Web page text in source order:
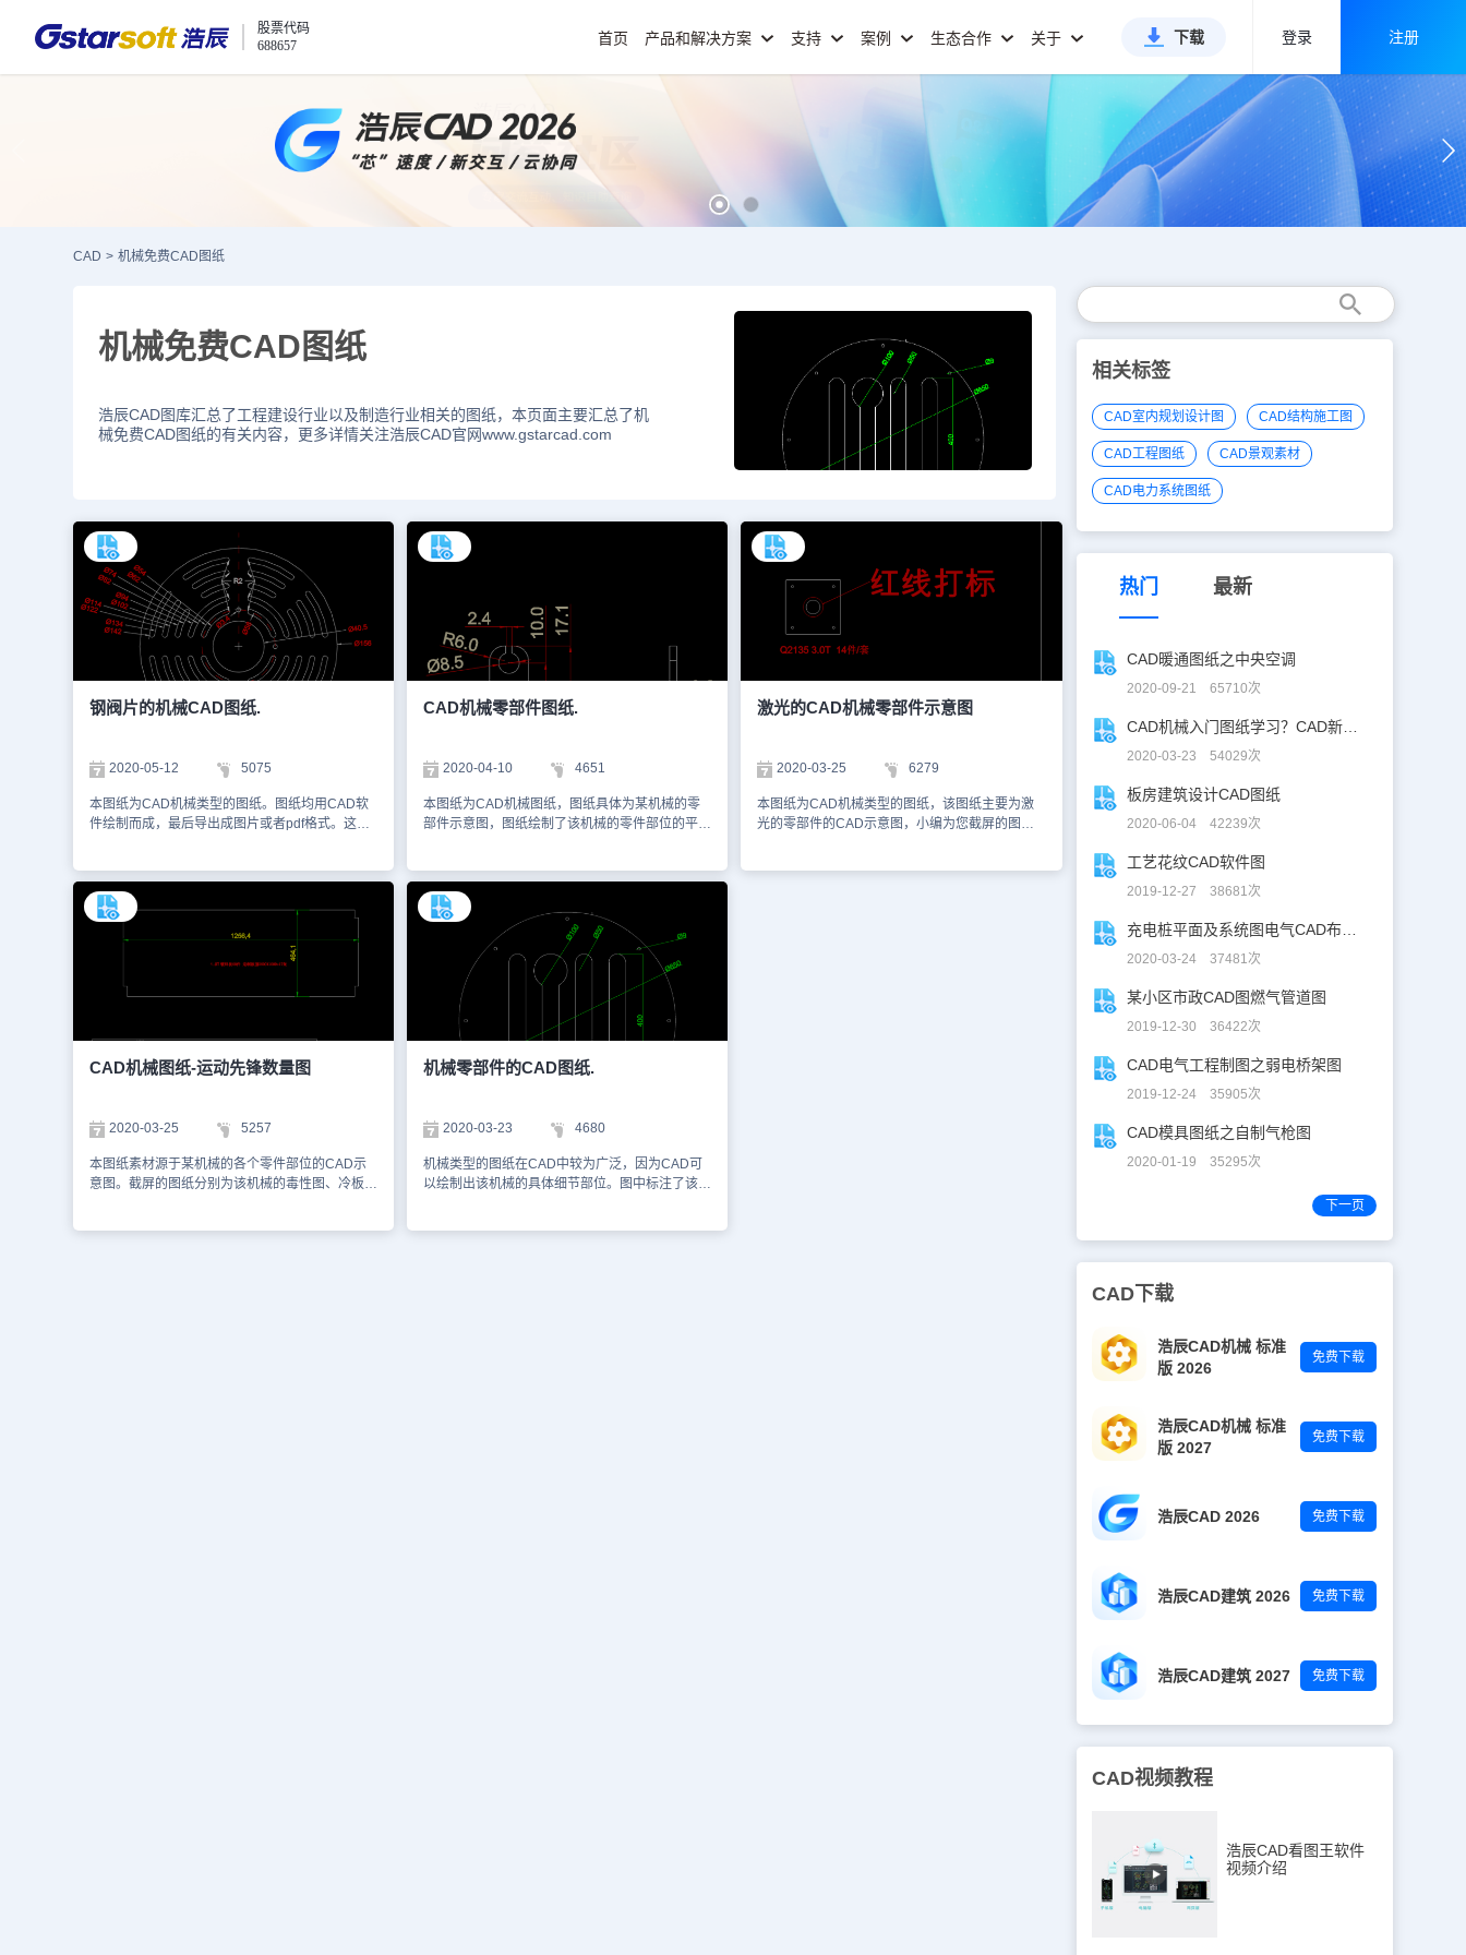
股票代码
688657
首页 产品和解决方案 支持 案例 生态合作 关于 下载 登录 注册
CAD > 机械免费CAD图纸
机械免费CAD图纸
浩辰CAD图库汇总了工程建设行业以及制造行业相关的图纸，本页面主要汇总了机
械免费CAD图纸的有关内容，更多详情关注浩辰CAD官网www.gstarcad.com
钢阀片的机械CAD图纸.
2020-05-12 5075
本图纸为CAD机械类型的图纸。图纸均用CAD软
件绘制而成，最后导出成图片或者pdf格式。这样
图。以下是小编为您截屏的图纸，图纸的格式为
dwg格式，您可以通过浩辰CAD看图王网页版进
行查看小编为您截屏的图纸的内容，也可以访问浩
辰CAD官网进行学习更多有关CAD资料库，本图
纸仅用于学习资料，切勿用于商业用途。
CAD机械零部件图纸.
2020-04-10 4651
本图纸为CAD机械图纸，图纸具体为某机械的零
部件示意图，图纸绘制了该机械的零件部位的平面
可以通过浩辰CAD看图王网页版进行观看，或者
也可以访问浩辰CAD官网了解更多有关CAD的资
料。本图纸仅用于学习资料，切勿用于商业用
激光的CAD机械零部件示意图
2020-03-25 6279
本图纸为CAD机械类型的图纸，该图纸主要为激
光的零部件的CAD示意图，小编为您截屏的图纸
CAD机械图纸-运动先锋数量图
2020-03-25 5257
本图纸素材源于某机械的各个零件部位的CAD示
意图。截屏的图纸分别为该机械的毒性图、冷板
机械零部件的CAD图纸.
2020-03-23 4680
机械类型的图纸在CAD中较为广泛，因为CAD可
以绘制出该机械的具体细节部位。图中标注了该机
相关标签
CAD室内规划设计图 CAD结构施工图
CAD工程图纸 CAD景观素材
CAD电力系统图纸
热门 最新
CAD暖通图纸之中央空调
2020-09-21 65710次
2020-03-23 54029次
板房建筑设计CAD图纸
2020-06-04 42239次
工艺花纹CAD软件图
2019-12-27 38681次
2020-03-24 37481次
某小区市政CAD图燃气管道图
2019-12-30 36422次
CAD电气工程制图之弱电桥架图
2019-12-24 35905次
CAD模具图纸之自制气枪图
2020-01-19 35295次
下一页
CAD下载
浩辰CAD机械 标准
版 2026
免费下载
浩辰CAD机械 标准
版 2027
免费下载
浩辰CAD 2026 免费下载
浩辰CAD建筑 2026 免费下载
浩辰CAD建筑 2027 免费下载
CAD视频教程
浩辰CAD看图王软件
视频介绍